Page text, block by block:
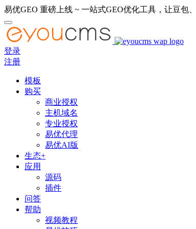
易优GEO 重磅上线 ~ 一站式GEO优化工具，让豆包
登录
注册
模板
购买
商业授权
主机域名
专业授权
易优代理
易优AI版
生态+
应用
源码
插件
问答
帮助
视频教程